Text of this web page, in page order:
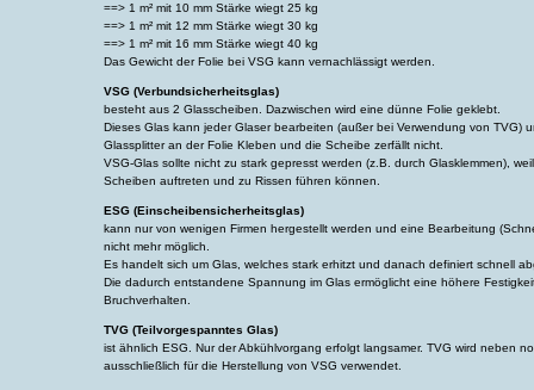
==> 1 m² mit 10 mm Stärke wiegt 25 kg
==> 1 m² mit 12 mm Stärke wiegt 30 kg
==> 1 m² mit 16 mm Stärke wiegt 40 kg
Das Gewicht der Folie bei VSG kann vernachlässigt werden.
VSG (Verbundsicherheitsglas)
besteht aus 2 Glasscheiben. Dazwischen wird eine dünne Folie geklebt.
Dieses Glas kann jeder Glaser bearbeiten (außer bei Verwendung von TVG)
Glassplitter an der Folie Kleben und die Scheibe zerfällt nicht.
VSG-Glas sollte nicht zu stark gepresst werden (z.B. durch Glasklemmen),
Scheiben auftreten und zu Rissen führen können.
ESG (Einscheibensicherheitsglas)
kann nur von wenigen Firmen hergestellt werden und eine Bearbeitung
nicht mehr möglich.
Es handelt sich um Glas, welches stark erhitzt und danach definiert schnell
Die dadurch entstandene Spannung im Glas ermöglicht eine höhere
Bruchverhalten.
TVG (Teilvorgespanntes Glas)
ist ähnlich ESG. Nur der Abkühlvorgang erfolgt langsamer. TVG wird neben
ausschließlich für die Herstellung von VSG verwendet.